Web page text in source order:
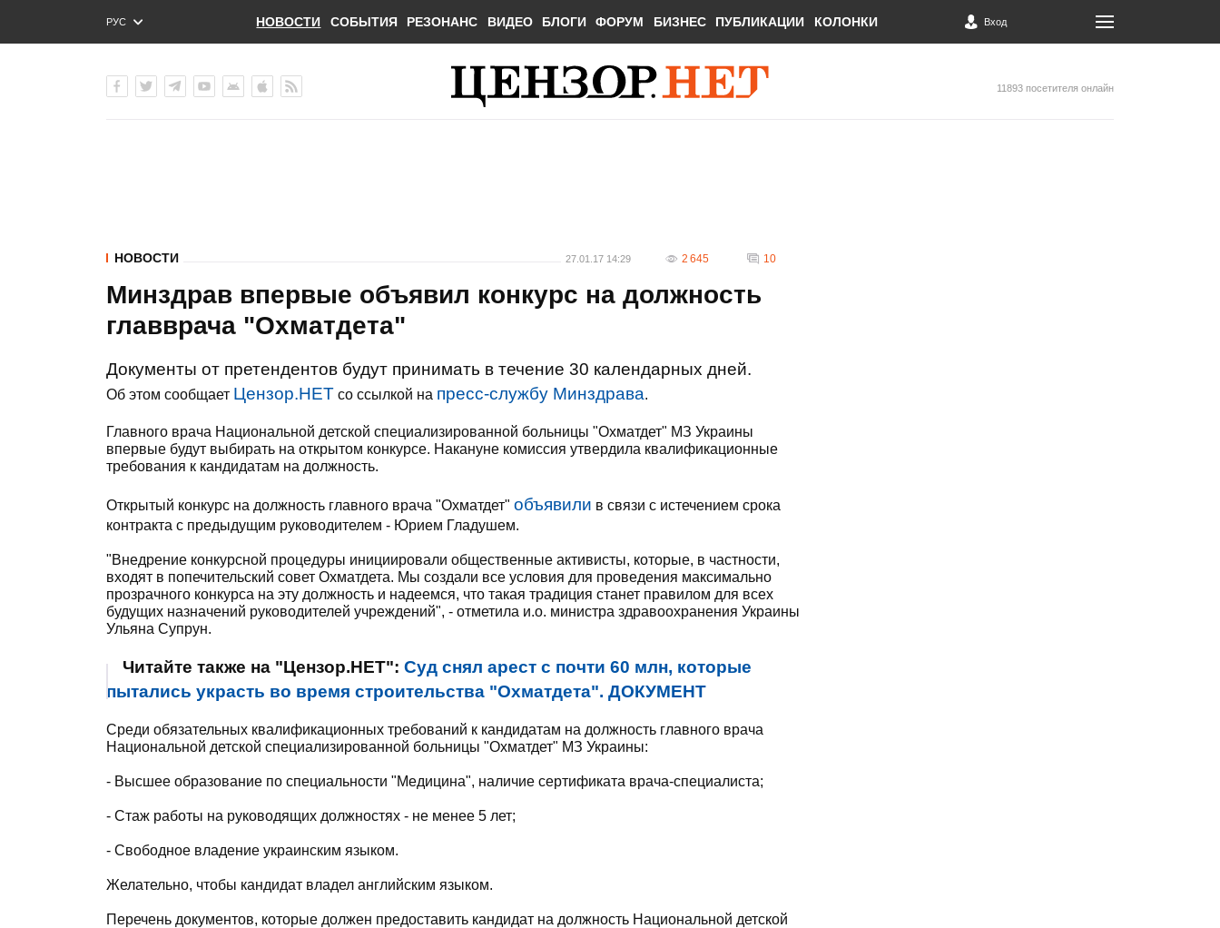
РУС
ENG
НОВОСТИ СОБЫТИЯ РЕЗОНАНС ВИДЕО БЛОГИ ФОРУМ БИЗНЕС ПУБЛИКАЦИИ КОЛОНКИ Вход
11893 посетителя онлайн
НОВОСТИ 27.01.17 14:29 2 645 10
Минздрав впервые объявил конкурс на должность
главврача "Охматдета"
Документы от претендентов будут принимать в течение 30 календарных дней.
Об этом сообщает Цензор.НЕТ со ссылкой на пресс-службу Минздрава.
Главного врача Национальной детской специализированной больницы "Охматдет" МЗ Украины
впервые будут выбирать на открытом конкурсе. Накануне комиссия утвердила квалификационные
требования к кандидатам на должность.
Открытый конкурс на должность главного врача "Охматдет" объявили в связи с истечением срока
контракта с предыдущим руководителем - Юрием Гладушем.
"Внедрение конкурсной процедуры инициировали общественные активисты, которые, в частности,
входят в попечительский совет Охматдета. Мы создали все условия для проведения максимально
прозрачного конкурса на эту должность и надеемся, что такая традиция станет правилом для всех
будущих назначений руководителей учреждений", - отметила и.о. министра здравоохранения Украины
Ульяна Супрун.
Читайте также на "Цензор.НЕТ": Суд снял арест с почти 60 млн, которые
пытались украсть во время строительства "Охматдета". ДОКУМЕНТ
Среди обязательных квалификационных требований к кандидатам на должность главного врача
Национальной детской специализированной больницы "Охматдет" МЗ Украины:
- Высшее образование по специальности "Медицина", наличие сертификата врача-специалиста;
- Стаж работы на руководящих должностях - не менее 5 лет;
- Свободное владение украинским языком.
Желательно, чтобы кандидат владел английским языком.
Перечень документов, которые должен предоставить кандидат на должность Национальной детской